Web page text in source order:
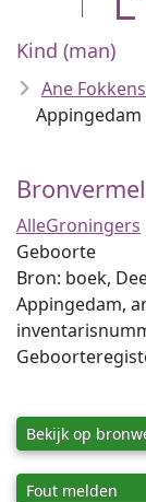
Kind (man)
Ane Fokkens
Appingedam
AlleGroningers
Geboorte
Bron: boek,
Appingedam,
Bekijk op
Fout melden